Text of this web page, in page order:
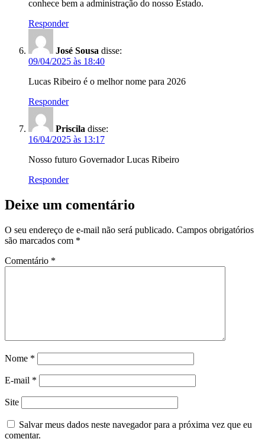
conhece bem a administração do nosso Estado.
Responder
José Sousa disse:
09/04/2025 às 18:40
Lucas Ribeiro é o melhor nome para 2026
Responder
Priscila disse:
16/04/2025 às 13:17
Nosso futuro Governador Lucas Ribeiro
Responder
Deixe um comentário
O seu endereço de e-mail não será publicado. Campos obrigatórios
são marcados com *
Comentário *
Nome *
E-mail *
Site
Salvar meus dados neste navegador para a próxima vez que eu
comentar.